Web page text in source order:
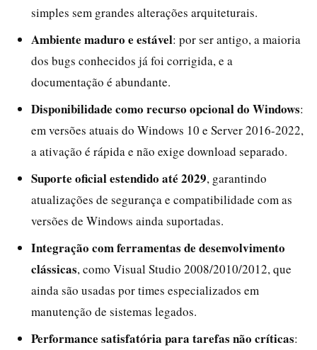
simples sem grandes alterações arquiteturais.
Ambiente maduro e estável: por ser antigo, a maioria
dos bugs conhecidos já foi corrigida, e a
documentação é abundante.
Disponibilidade como recurso opcional do Windows:
em versões atuais do Windows 10 e Server 2016-2022,
a ativação é rápida e não exige download separado.
Suporte oficial estendido até 2029, garantindo
atualizações de segurança e compatibilidade com as
versões de Windows ainda suportadas.
Integração com ferramentas de desenvolvimento
clássicas, como Visual Studio 2008/2010/2012, que
ainda são usadas por times especializados em
manutenção de sistemas legados.
Performance satisfatória para tarefas não críticas: